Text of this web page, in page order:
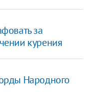
за
курения
Народного